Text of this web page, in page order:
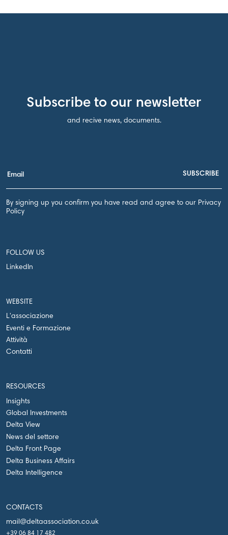
Subscribe to our newsletter
and recive news, documents.
By signing up you confirm you have read and agree to our Privacy
Policy
FOLLOW US
LinkedIn
WEBSITE
L'associazione
Eventi e Formazione
Attività
Contatti
RESOURCES
Insights
Global Investments
Delta View
News del settore
Delta Front Page
Delta Business Affairs
Delta Intelligence
CONTACTS
mail@deltaassociation.co.uk
+39 06 84 17 482